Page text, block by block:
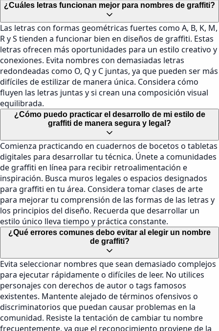
¿Cuáles letras funcionan mejor para nombres de graffiti?
Las letras con formas geométricas fuertes como A, B, K, M,
R y S tienden a funcionar bien en diseños de graffiti. Estas
letras ofrecen más oportunidades para un estilo creativo y
conexiones. Evita nombres con demasiadas letras
redondeadas como O, Q y C juntas, ya que pueden ser más
difíciles de estilizar de manera única. Considera cómo
fluyen las letras juntas y si crean una composición visual
equilibrada.
¿Cómo puedo practicar el desarrollo de mi estilo de
graffiti de manera segura y legal?
Comienza practicando en cuadernos de bocetos o tabletas
digitales para desarrollar tu técnica. Únete a comunidades
de graffiti en línea para recibir retroalimentación e
inspiración. Busca muros legales o espacios designados
para graffiti en tu área. Considera tomar clases de arte
para mejorar tu comprensión de las formas de las letras y
los principios del diseño. Recuerda que desarrollar un
estilo único lleva tiempo y práctica constante.
¿Qué errores comunes debo evitar al elegir un nombre
de graffiti?
Evita seleccionar nombres que sean demasiado complejos
para ejecutar rápidamente o difíciles de leer. No utilices
personajes con derechos de autor o tags famosos
existentes. Mantente alejado de términos ofensivos o
discriminatorios que puedan causar problemas en la
comunidad. Resiste la tentación de cambiar tu nombre
frecuentemente, ya que el reconocimiento proviene de la